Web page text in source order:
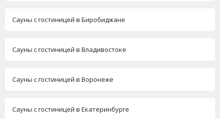
Сауны с гостиницей в Биробиджане
Сауны с гостиницей в Владивостоке
Сауны с гостиницей в Воронеже
Сауны с гостиницей в Екатеринбурге